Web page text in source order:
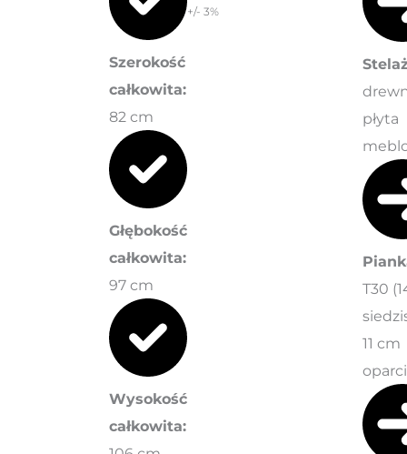
Szerokość
całkowita:
82 cm
Głębokość
całkowita:
97 cm
Wysokość
całkowita:
+/- 3%
płyta
T30
11 cm